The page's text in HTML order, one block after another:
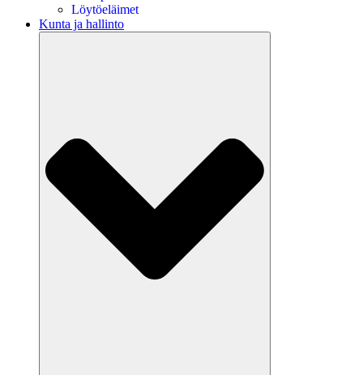
Löytöeläimet
Kunta ja hallinto